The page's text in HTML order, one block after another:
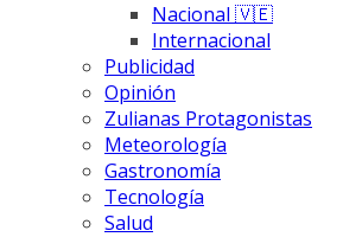
Nacional 🇻🇪
Internacional
Publicidad
Opinión
Zulianas Protagonistas
Meteorología
Gastronomía
Tecnología
Salud